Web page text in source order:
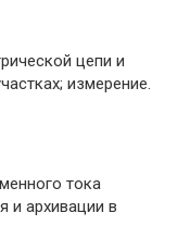
цепи и
измерение.
тока
и архивации в